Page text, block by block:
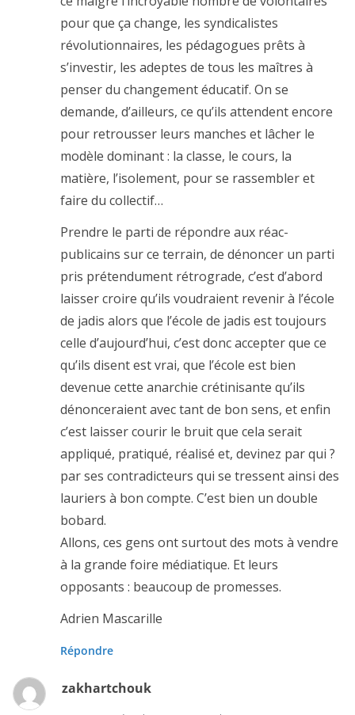
pour que ça change, les syndicalistes
révolutionnaires, les pédagogues prêts à
s’investir, les adeptes de tous les maîtres à
penser du changement éducatif. On se
demande, d’ailleurs, ce qu’ils attendent encore
pour retrousser leurs manches et lâcher le
modèle dominant : la classe, le cours, la
matière, l’isolement, pour se rassembler et
faire du collectif…
Prendre le parti de répondre aux réac-
publicains sur ce terrain, de dénoncer un parti
pris prétendument rétrograde, c’est d’abord
laisser croire qu’ils voudraient revenir à l’école
de jadis alors que l’école de jadis est toujours
celle d’aujourd’hui, c’est donc accepter que ce
qu’ils disent est vrai, que l’école est bien
devenue cette anarchie crétinisante qu’ils
dénonceraient avec tant de bon sens, et enfin
c’est laisser courir le bruit que cela serait
appliqué, pratiqué, réalisé et, devinez par qui ?
par ses contradicteurs qui se tressent ainsi des
lauriers à bon compte. C’est bien un double
bobard.
Allons, ces gens ont surtout des mots à vendre
à la grande foire médiatique. Et leurs
opposants : beaucoup de promesses.
Adrien Mascarille
Répondre
zakhartchouk